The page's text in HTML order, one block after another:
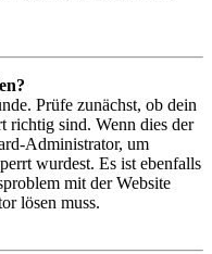
Prüfe zunächst, ob dein
richtig sind. Wenn dies der
Administrator, um
wurdest. Es ist ebenfalls
mit der Website
lösen muss.